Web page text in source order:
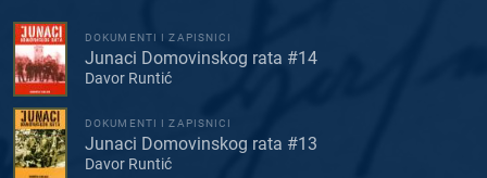
DOKUMENTI I ZAPISNICI
Junaci Domovinskog rata #14
Davor Runtić
DOKUMENTI I ZAPISNICI
Junaci Domovinskog rata #13
Davor Runtić